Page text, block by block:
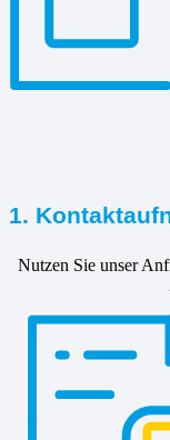
1.
Nutzen Sie unser